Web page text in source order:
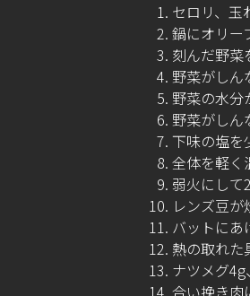
セロリ、玉
鍋にオリー
刻んだ野菜
野菜がしん
野菜の水分
野菜がしん
下味の塩を
全体を軽く
弱火にして
レンズ豆
バットにあ
熱の取れた
ナツメグ
合い挽き肉